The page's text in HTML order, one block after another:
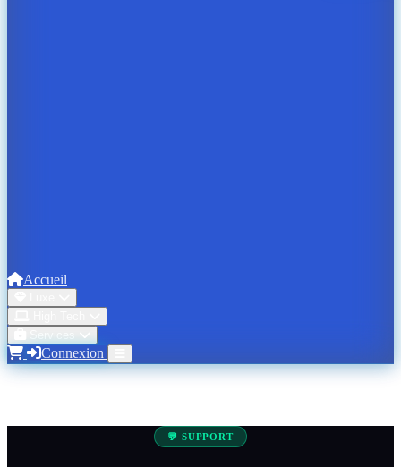
Accueil
Services
Connexion
💬 SUPPORT